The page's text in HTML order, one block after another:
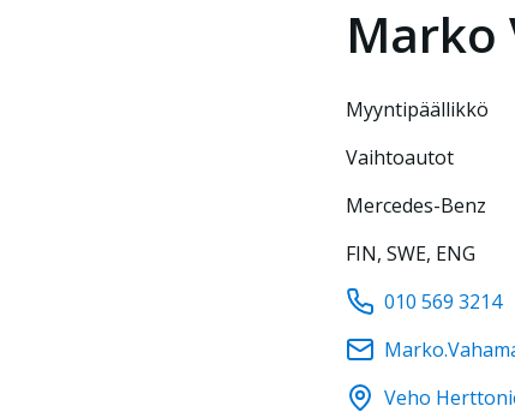
Marko
myyntipäällikkö
Vaihtoautot
Mercedes-Benz
FIN, SWE, ENG
010 569 3214
Veho